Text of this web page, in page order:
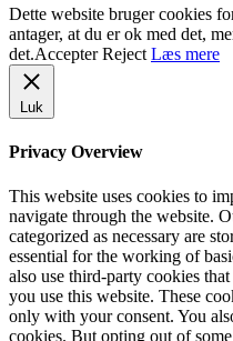
Dette website bruger cookies
antager, at du er ok med det,
det.Accepter Reject Læs mere
Luk
Privacy Overview
This website uses cookies to
navigate through the website.
categorized as necessary are
essential for the working of
also use third-party cookies
you use this website. These
only with your consent. You
cookies. But opting out of